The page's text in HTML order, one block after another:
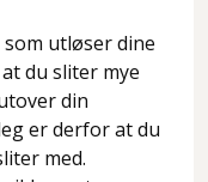
som utløser dine
du sliter mye
din
er derfor at du
med.